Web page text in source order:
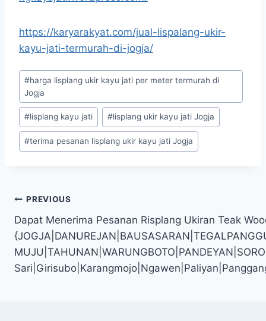
https://karyarakyat.com/jual-lispalang-ukir-
kayu-jati-termurah-di-jogja/
#harga lisplang ukir kayu jati per meter termurah di
Jogja
#lisplang kayu jati #lisplang ukir kayu jati Jogja
#terima pesanan lisplang ukir kayu jati Jogja
PREVIOUS
Dapat Menerima Pesanan Risplang Ukiran Teak